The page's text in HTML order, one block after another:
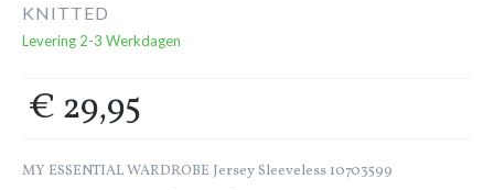
KNITTED
Levering 2-3 Werkdagen
€ 29,95
MY ESSENTIAL WARDROBE Jersey Sleeveless 10703599